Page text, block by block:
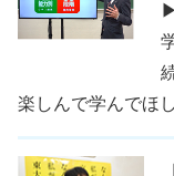
楽しんで学んでほ